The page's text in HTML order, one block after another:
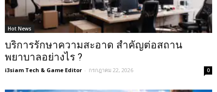
Hot News
บริการรักษาความสะอาด สำคัญต่อสถาน
พยาบาลอย่างไร ?
i3siam Tech & Game Editor - กรกฎาคม 22, 2026 0